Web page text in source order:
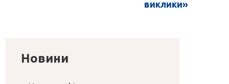
виклики»
Новини